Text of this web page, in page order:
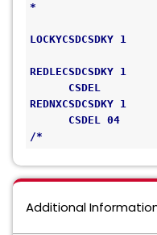
CSDEL
CSDEL 04
/*
Additional